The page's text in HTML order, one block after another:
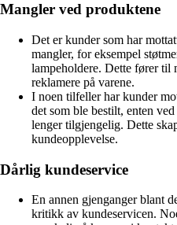
Mangler ved produktene
Det er kunder som har
mangler, for eksempel
lampeholdere. Dette fører til
reklamere på varene.
I noen tilfeller har kunder
det som ble bestilt, enten
lenger tilgjengelig. Dette
kundeopplevelse.
Dårlig kundeservice
En annen gjenganger blant
kritikk av kundeservicen.